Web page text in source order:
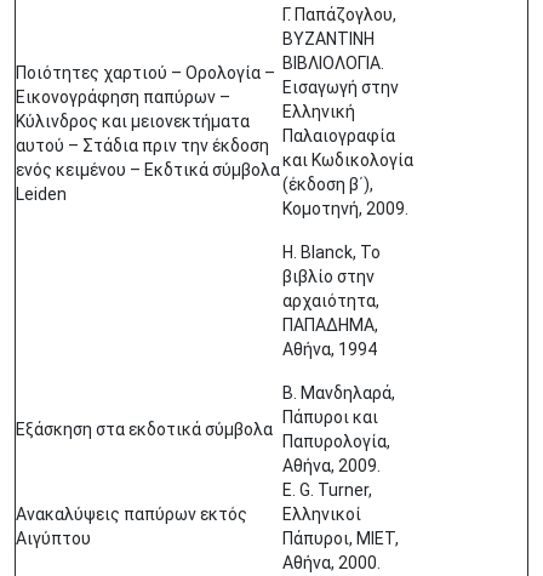
Ποιότητες χαρτιού – Ορολογία –
Εικονογράφηση παπύρων –
Κύλινδρος και μειονεκτήματα
αυτού – Στάδια πριν την έκδοση
ενός κειμένου – Εκδτικά σύμβολα
Leiden
Γ. Παπάζογλου,
ΒΥΖΑΝΤΙΝΗ
ΒΙΒΛΙΟΛΟΓΙΑ.
Εισαγωγή στην
Ελληνική
Παλαιογραφία
και Κωδικολογία
(έκδοση β΄),
Κομοτηνή, 2009.
H. Blanck, Το
βιβλίο στην
αρχαιότητα,
ΠΑΠΑΔΗΜΑ,
Αθήνα, 1994
Εξάσκηση στα εκδοτικά σύμβολα
Β. Μανδηλαρά,
Πάπυροι και
Παπυρολογία,
Αθήνα, 2009.
Ανακαλύψεις παπύρων εκτός
Αιγύπτου
E. G. Turner,
Ελληνικοί
Πάπυροι, ΜΙΕΤ,
Αθήνα, 2000.